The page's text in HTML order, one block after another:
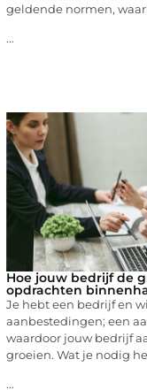
geldende normen,
...
Hoe jouw bedrijf de
opdrachten
Je hebt een bedrijf en
aanbestedingen; een
waardoor jouw bedrijf
groeien. Wat je nodig
...